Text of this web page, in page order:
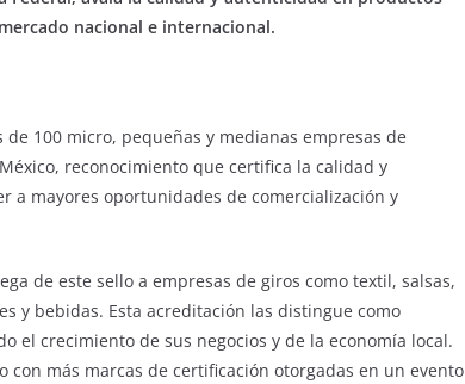
nacional e internacional.
100 micro, pequeñas y medianas empresas de
reconocimiento que certifica la calidad y
a mayores oportunidades de comercialización y
de este sello a empresas de giros como textil, salsas,
y bebidas. Esta acreditación las distingue como
el crecimiento de sus negocios y de la economía local.
con más marcas de certificación otorgadas en un evento